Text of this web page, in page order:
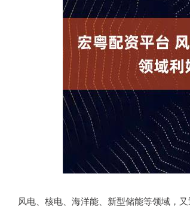
风电、核电、海洋能、新型储能等领域，又